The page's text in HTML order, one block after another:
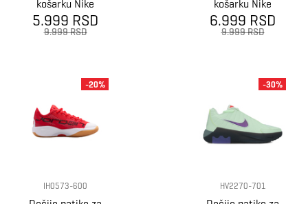
košarku Nike
Giannis
immortality 4
5.999 RSD
9.999 RSD
košarku Nike
Giannis
immortality 4
6.999 RSD
9.999 RSD
IH0573-600
-20%
HV2270-701
-30%